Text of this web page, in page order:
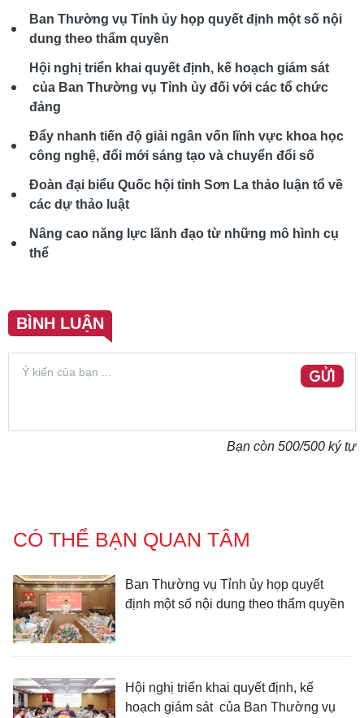
Ban Thường vụ Tỉnh ủy họp quyết định một số nội
dung theo thẩm quyền
Hội nghị triển khai quyết định, kế hoạch giám sát
của Ban Thường vụ Tỉnh ủy đối với các tổ chức
đảng
Đẩy nhanh tiến độ giải ngân vốn lĩnh vực khoa học
công nghệ, đổi mới sáng tạo và chuyển đổi số
Đoàn đại biểu Quốc hội tỉnh Sơn La thảo luận tổ về
các dự thảo luật
Nâng cao năng lực lãnh đạo từ những mô hình cụ
thể
BÌNH LUẬN
GỬI
Bạn còn 500/500 ký tự
CÓ THỂ BẠN QUAN TÂM
Ban Thường vụ Tỉnh ủy họp quyết
định một số nội dung theo thẩm quyền
Hội nghị triển khai quyết định, kế
hoạch giám sát của Ban Thường vụ